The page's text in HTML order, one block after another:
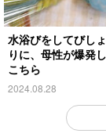
水浴びをしてびし
りに、母性が爆発
こちら
2024.08.28